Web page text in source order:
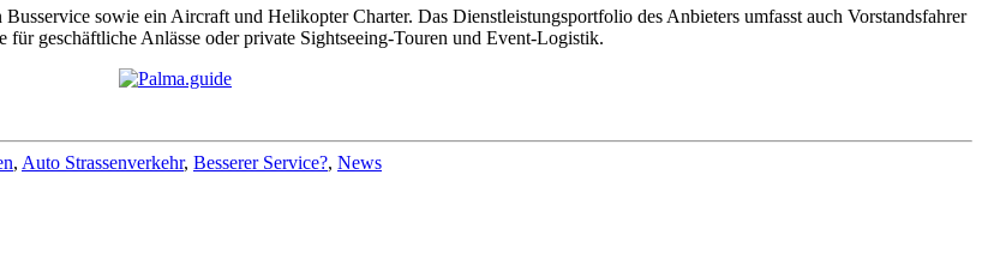
sowie ein Aircraft und Helikopter Charter. Das Dienstleistungsportfolio des Anbieters umfasst auch Vorstandsfahrer
geschäftliche Anlässe oder private Sightseeing-Touren und Event-Logistik.
, Auto Strassenverkehr, Besserer Service?, News